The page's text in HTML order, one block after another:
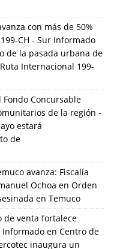
con más de 50%
CH - Sur Informado
de la pasada urbana de
Internacional 199-
Concursable
de la región -
estará
de
avanza: Fiscalía
Ochoa en Orden
en Temuco
de venta fortalece
Informado en Centro de
inaugura un